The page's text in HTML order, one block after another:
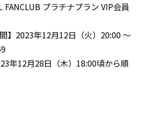
FANCLUB プラチナプラン VIP会員
】2023年12月12日（火）20:00 ～
年12月28日（木）18:00頃から順